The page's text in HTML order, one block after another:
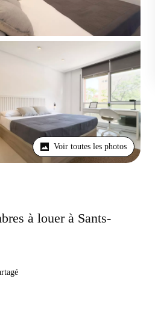
Voir toutes les photos
à louer à Sants-